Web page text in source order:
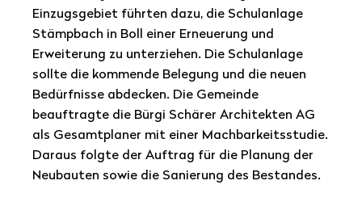
Einzugsgebiet führten dazu, die Schulanlage
Stämpbach in Boll einer Erneuerung und
Erweiterung zu unterziehen. Die Schulanlage
sollte die kommende Belegung und die neuen
Bedürfnisse abdecken. Die Gemeinde
beauftragte die Bürgi Schärer Architekten AG
als Gesamtplaner mit einer Machbarkeitsstudie.
Daraus folgte der Auftrag für die Planung der
Neubauten sowie die Sanierung des Bestandes.